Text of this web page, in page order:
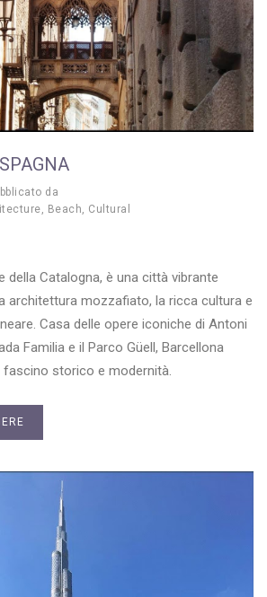
da
, Beach, Cultural
della Catalogna, è una città vibrante
architettura mozzafiato, la ricca cultura e
Casa delle opere iconiche di Antoni
Familia e il Parco Güell, Barcellona
storico e modernità.